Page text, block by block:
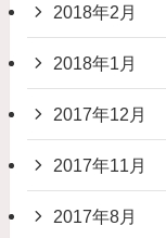
2018年2月
2018年1月
2017年12月
2017年11月
2017年8月